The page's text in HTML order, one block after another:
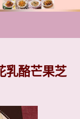
乳酪芒果芝